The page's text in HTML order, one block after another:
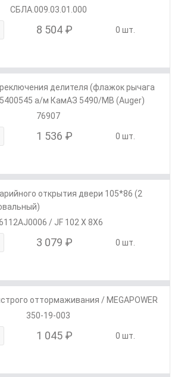
СБЛА.009.03.01.000
8 504 ₽ 0 шт.
делителя (флажок рычага
а/м КамАЗ 5490/МВ (Auger)
76907
1 536 ₽ 0 шт.
открытия двери 105*86 (2
/ JF 102 X 8X6
3 079 ₽ 0 шт.
оттормаживания / MEGAPOWER
350-19-003
1 045 ₽ 0 шт.